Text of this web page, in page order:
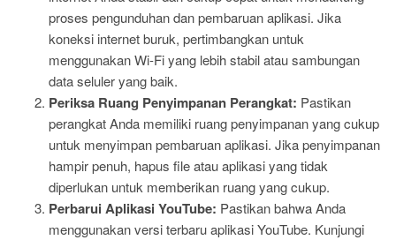
proses pengunduhan dan pembaruan aplikasi. Jika
koneksi internet buruk, pertimbangkan untuk
menggunakan Wi-Fi yang lebih stabil atau sambungan
data seluler yang baik.
Periksa Ruang Penyimpanan Perangkat: Pastikan
perangkat Anda memiliki ruang penyimpanan yang cukup
untuk menyimpan pembaruan aplikasi. Jika penyimpanan
hampir penuh, hapus file atau aplikasi yang tidak
diperlukan untuk memberikan ruang yang cukup.
Perbarui Aplikasi YouTube: Pastikan bahwa Anda
menggunakan versi terbaru aplikasi YouTube. Kunjungi